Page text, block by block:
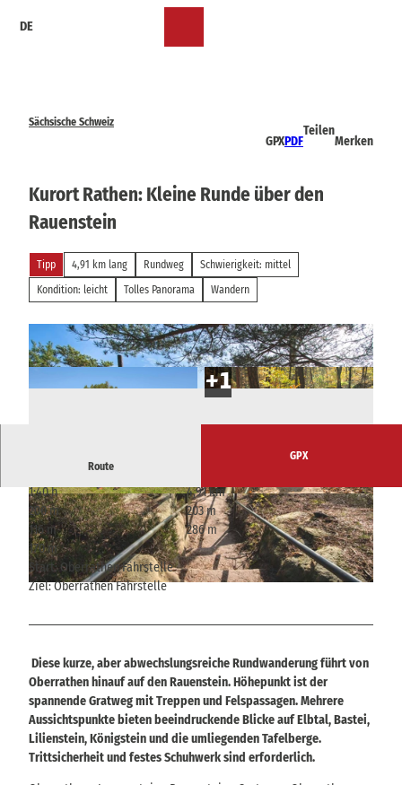
DE
Sächsische Schweiz
GPXPDF
Teilen
Merken
Kurort Rathen: Kleine Runde über den
Rauenstein
Tipp 4,91 km lang Rundweg
Schwierigkeit: mittel
Kondition: leicht
Tolles Panorama Wandern
© czech vibes, Tourismusverband Sächsische Schweiz
© czech vibes, Tourismusverband Sächsische S
chweiz
© czech vibes, Tourismusverband Sächsische S
chweiz
Route
GPX
1:40 h
4,91 km
200 m
203 m
116 m
286 m
170 m
Start: Oberrathen Fährstelle
Ziel: Oberrathen Fährstelle
Diese kurze, aber abwechslungsreiche Rundwanderung führt von
Oberrathen hinauf auf den Rauenstein. Höhepunkt ist der
spannende Gratweg mit Treppen und Felspassagen. Mehrere
Aussichtspunkte bieten beeindruckende Blicke auf Elbtal, Bastei,
Lilienstein, Königstein und die umliegenden Tafelberge.
Trittsicherheit und festes Schuhwerk sind erforderlich.